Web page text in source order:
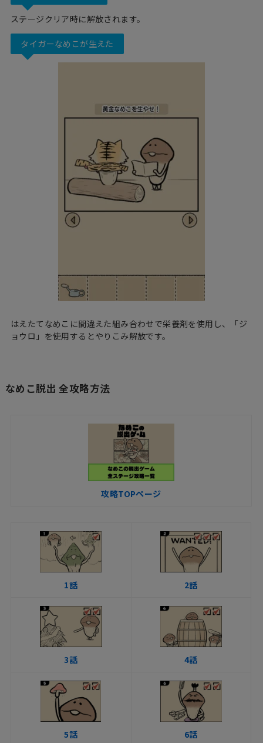
ステージクリア時に解放されます。
タイガーなめこが生えた
はえたてなめこに間違えた組み合わせで栄養剤を使用し、「ジ
ョウロ」を使用するとやりこみ解放です。
なめこ脱出 全攻略方法
攻略TOPページ
1話 2話
3話 4話
5話 6話